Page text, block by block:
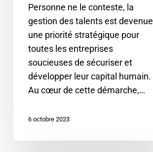
Personne ne le conteste, la
gestion des talents est devenue
une priorité stratégique pour
toutes les entreprises
soucieuses de sécuriser et
développer leur capital humain.
Au cœur de cette démarche,…
6 octobre 2023